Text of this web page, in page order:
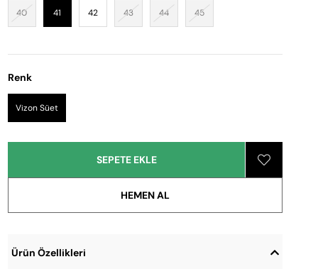
40 41 42 43 44 45
Renk
Vizon Süet
Ürün Özellikleri